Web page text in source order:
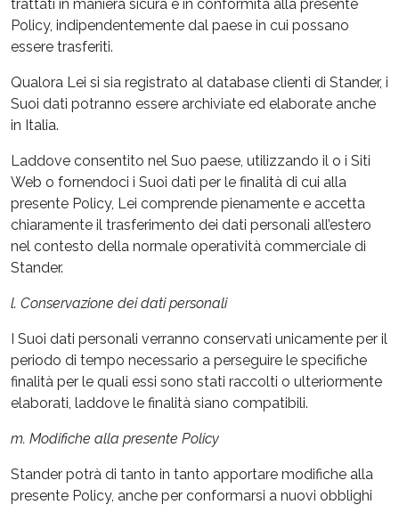
trattati in maniera sicura e in conformità alla presente
Policy, indipendentemente dal paese in cui possano
essere trasferiti.
Qualora Lei si sia registrato al database clienti di Stander, i
Suoi dati potranno essere archiviate ed elaborate anche
in Italia.
Laddove consentito nel Suo paese, utilizzando il o i Siti
Web o fornendoci i Suoi dati per le finalità di cui alla
presente Policy, Lei comprende pienamente e accetta
chiaramente il trasferimento dei dati personali all’estero
nel contesto della normale operatività commerciale di
Stander.
l. Conservazione dei dati personali
I Suoi dati personali verranno conservati unicamente per il
periodo di tempo necessario a perseguire le specifiche
finalità per le quali essi sono stati raccolti o ulteriormente
elaborati, laddove le finalità siano compatibili.
m. Modifiche alla presente Policy
Stander potrà di tanto in tanto apportare modifiche alla
presente Policy, anche per conformarsi a nuovi obblighi